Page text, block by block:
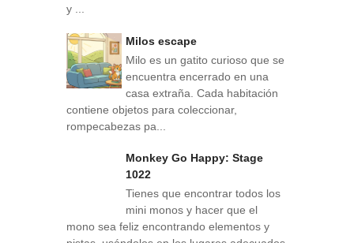
y ...
Milos escape
Milo es un gatito curioso que se
encuentra encerrado en una
casa extraña. Cada habitación
contiene objetos para coleccionar,
rompecabezas pa...
Monkey Go Happy: Stage
1022
Tienes que encontrar todos los
mini monos y hacer que el
mono sea feliz encontrando elementos y